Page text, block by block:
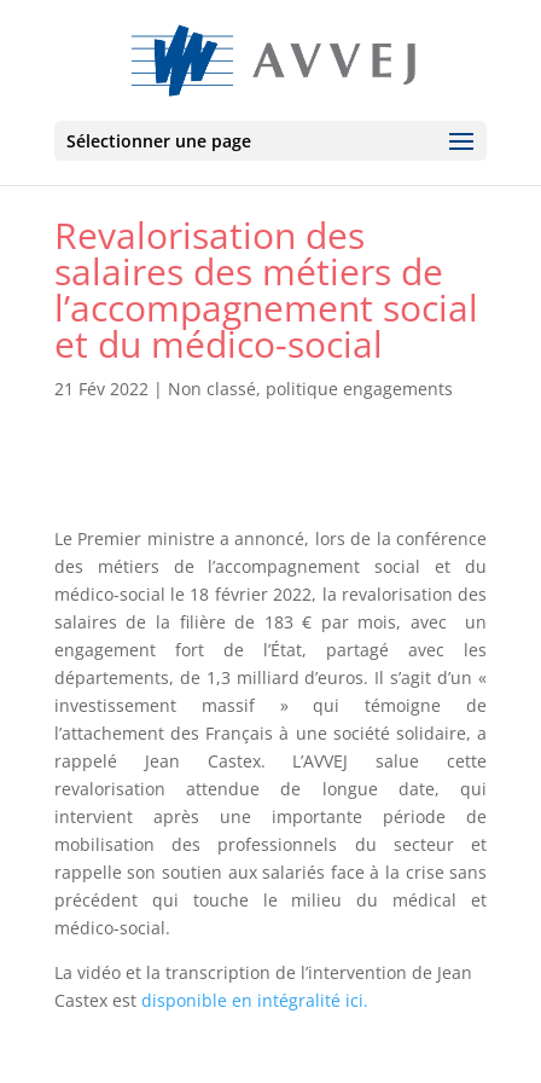
Sélectionner une page
Revalorisation des
salaires des métiers de
l’accompagnement social
et du médico-social
21 Fév 2022| Non classé, politique engagements
Le Premier ministre a annoncé, lors de la conférence
des métiers de l’accompagnement social et du
médico-social le 18 février 2022, la revalorisation des
salaires de la filière de 183 € par mois, avec un
engagement fort de l’État, partagé avec les
départements, de 1,3 milliard d’euros. Il s’agit d’un «
investissement massif » qui témoigne de
l’attachement des Français à une société solidaire, a
rappelé Jean Castex. L’AVVEJ salue cette
revalorisation attendue de longue date, qui
intervient après une importante période de
mobilisation des professionnels du secteur et
rappelle son soutien aux salariés face à la crise sans
précédent qui touche le milieu du médical et
médico-social.
La vidéo et la transcription de l’intervention de Jean
Castex est disponible en intégralité ici.